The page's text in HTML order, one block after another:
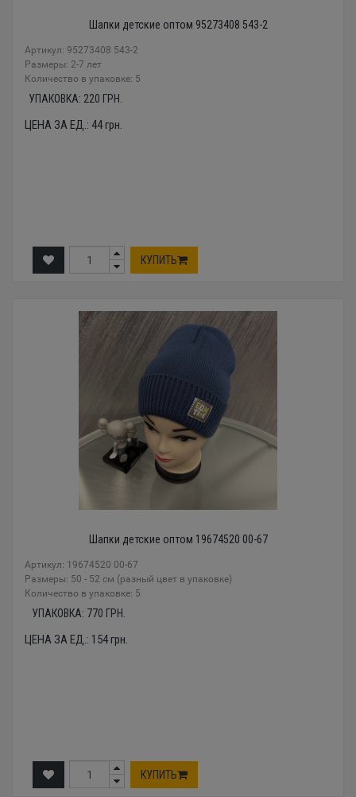
Шапки детские оптом 95273408 543-2
Артикул: 95273408 543-2
Размеры: 2-7 лет
Количество в упаковке: 5
УПАКОВКА: 220 ГРН.
ЦЕНА ЗА ЕД.: 44грн.
КУПИТЬ
Шапки детские оптом 19674520 00-67
Артикул: 19674520 00-67
Размеры: 50 - 52 см (разный цвет в упаковке)
Количество в упаковке: 5
УПАКОВКА: 770 ГРН.
ЦЕНА ЗА ЕД.: 154грн.
КУПИТЬ